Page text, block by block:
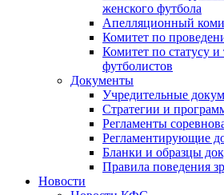
женского футбола
Апелляционный
Комитет по
Комитет по статусу и
футболистов
Документы
Учредительные
Стратегии и
Регламенты
Регламентирующие
Бланки и образцы
Правила поведения
Новости